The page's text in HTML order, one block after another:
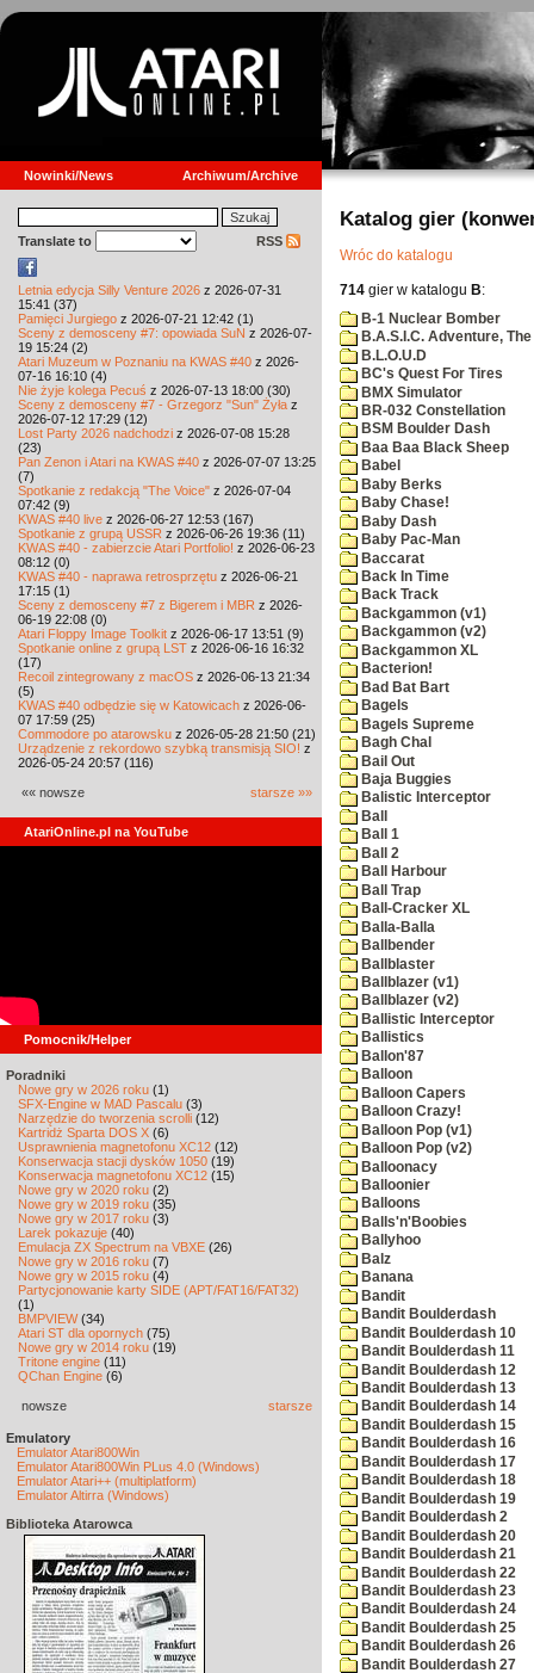
Nowinki/News Archiwum/Archive
Translate to RSS
Letnia edycja Silly Venture 2026 z 2026-07-31
15:41 (37)
Pamięci Jurgiego z 2026-07-21 12:42 (1)
Sceny z demosceny #7: opowiada SuN z 2026-07-
19 15:24 (2)
Atari Muzeum w Poznaniu na KWAS #40 z 2026-
07-16 16:10 (4)
Nie żyje kolega Pecuś z 2026-07-13 18:00 (30)
Sceny z demosceny #7 - Grzegorz "Sun" Żyła z
2026-07-12 17:29 (12)
Lost Party 2026 nadchodzi z 2026-07-08 15:28
(23)
Pan Zenon i Atari na KWAS #40 z 2026-07-07 13:25
(7)
Spotkanie z redakcją "The Voice" z 2026-07-04
07:42 (9)
KWAS #40 live z 2026-06-27 12:53 (167)
Spotkanie z grupą USSR z 2026-06-26 19:36 (11)
KWAS #40 - zabierzcie Atari Portfolio! z 2026-06-23
08:12 (0)
KWAS #40 - naprawa retrosprzętu z 2026-06-21
17:15 (1)
Sceny z demosceny #7 z Bigerem i MBR z 2026-
06-19 22:08 (0)
Atari Floppy Image Toolkit z 2026-06-17 13:51 (9)
Spotkanie online z grupą LST z 2026-06-16 16:32
(17)
Recoil zintegrowany z macOS z 2026-06-13 21:34
(5)
KWAS #40 odbędzie się w Katowicach z 2026-06-
07 17:59 (25)
Commodore po atarowsku z 2026-05-28 21:50 (21)
Urządzenie z rekordowo szybką transmisją SIO! z
2026-05-24 20:57 (116)
«« nowsze starsze »»
AtariOnline.pl na YouTube
Pomocnik/Helper
Poradniki
Nowe gry w 2026 roku (1)
SFX-Engine w MAD Pascalu (3)
Narzędzie do tworzenia scrolli (12)
Kartridż Sparta DOS X (6)
Usprawnienia magnetofonu XC12 (12)
Konserwacja stacji dysków 1050 (19)
Konserwacja magnetofonu XC12 (15)
Nowe gry w 2020 roku (2)
Nowe gry w 2019 roku (35)
Nowe gry w 2017 roku (3)
Larek pokazuje (40)
Emulacja ZX Spectrum na VBXE (26)
Nowe gry w 2016 roku (7)
Nowe gry w 2015 roku (4)
Partycjonowanie karty SIDE (APT/FAT16/FAT32)
(1)
BMPVIEW(34)
Atari ST dla opornych (75)
Nowe gry w 2014 roku (19)
Tritone engine (11)
QChan Engine (6)
nowsze starsze
Emulatory
Emulator Atari800Win
Emulator Atari800Win PLus 4.0 (Windows)
Emulator Atari++ (multiplatform)
Emulator Altirra (Windows)
Biblioteka Atarowca
Katalog gier
Wróc do katalogu
714 gier w katalogu B:
B-1 Nuclear Bomber
B.A.S.I.C. Adventure, The
B.L.O.U.D
BC's Quest For Tires
BMX Simulator
BR-032 Constellation
BSM Boulder Dash
Baa Baa Black Sheep
Babel
Baby Berks
Baby Chase!
Baby Dash
Baby Pac-Man
Baccarat
Back In Time
Back Track
Backgammon (v1)
Backgammon (v2)
Backgammon XL
Bacterion!
Bad Bat Bart
Bagels
Bagels Supreme
Bagh Chal
Bail Out
Baja Buggies
Balistic Interceptor
Ball
Ball 1
Ball 2
Ball Harbour
Ball Trap
Ball-Cracker XL
Balla-Balla
Ballbender
Ballblaster
Ballblazer (v1)
Ballblazer (v2)
Ballistic Interceptor
Ballistics
Ballon'87
Balloon
Balloon Capers
Balloon Crazy!
Balloon Pop (v1)
Balloon Pop (v2)
Balloonacy
Balloonier
Balloons
Balls'n'Boobies
Ballyhoo
Balz
Banana
Bandit
Bandit Boulderdash
Bandit Boulderdash 10
Bandit Boulderdash 11
Bandit Boulderdash 12
Bandit Boulderdash 13
Bandit Boulderdash 14
Bandit Boulderdash 15
Bandit Boulderdash 16
Bandit Boulderdash 17
Bandit Boulderdash 18
Bandit Boulderdash 19
Bandit Boulderdash 2
Bandit Boulderdash 20
Bandit Boulderdash 21
Bandit Boulderdash 22
Bandit Boulderdash 23
Bandit Boulderdash 24
Bandit Boulderdash 25
Bandit Boulderdash 26
Bandit Boulderdash 27